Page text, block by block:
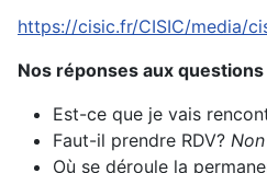
https://cisic.fr/CISIC/media/
Nos réponses aux
Est-ce que je vais
Faut-il prendre RDV? Non
Où se déroule la